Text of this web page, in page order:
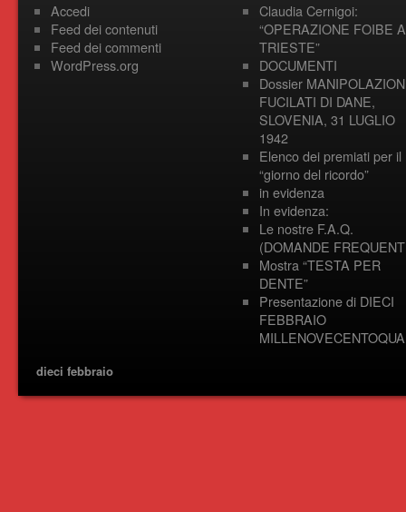
Accedi
Feed dei contenuti
Feed dei commenti
WordPress.org
Claudia Cernigoi:
“OPERAZIONE FOIBE A
TRIESTE”
DOCUMENTI
Dossier
FUCILATI DI DANE,
SLOVENIA, 31 LUGLIO
1942
Elenco dei premiati per il
“giorno del ricordo”
in evidenza
In evidenza:
Le nostre F.A.Q.
(DOMANDE
Mostra “TESTA PER
DENTE”
Presentazione di DIECI
FEBBRAIO
dieci febbraio